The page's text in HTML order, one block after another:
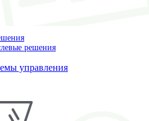
решения
управления